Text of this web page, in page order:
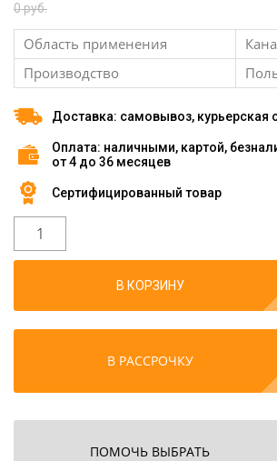
0 руб.
Область применения
Производство
Доставка: самовывоз, курьерская
Оплата: наличными, картой,
от 4 до 36 месяцев
Сертифицированный товар
В КОРЗИНУ
В РАССРОЧКУ
ПОМОЧЬ ВЫБРАТЬ